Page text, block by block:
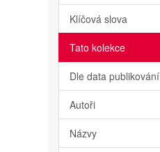
Klíčová slova
Tato kolekce
Dle data publikování
Autoři
Názvy